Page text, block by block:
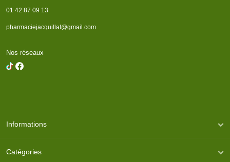
01 42 87 09 13
pharmaciejacquillat@gmail.com
Nos réseaux
Informations
Catégories